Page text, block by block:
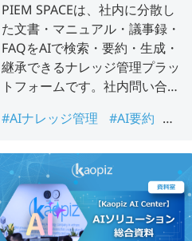
PIEM SPACEは、社内に分散し
た文書・マニュアル・議事録・
FAQをAIで検索・要約・生成・
継承できるナレッジ管理プラッ
トフォームです。社内問い合わ
消を検討している企業様向けの
#AIナレッジ管理
#AI要約
ッジ継承 #生成AI #社内ナレ
ッジ検索